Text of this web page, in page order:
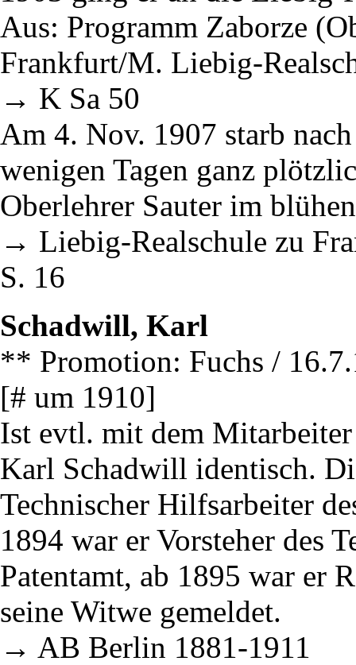
Aus: Programm Zaborze
Frankfurt/M. Liebig-
→ K Sa 50
Am 4. Nov. 1907 starb
wenigen Tagen ganz
Oberlehrer Sauter im
→ Liebig-Realschule zu
S. 16
Schadwill, Karl
** Promotion: Fuchs /
[# um 1910]
Ist evtl. mit dem
Karl Schadwill identisch.
Technischer Hilfsarbeiter
1894 war er Vorsteher des
Patentamt, ab 1895 war er
seine Witwe gemeldet.
→ AB Berlin 1881-1911